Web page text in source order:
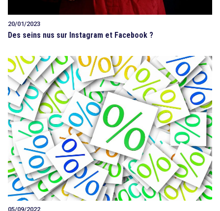
20/01/2023
Des seins nus sur Instagram et Facebook ?
05/09/2022